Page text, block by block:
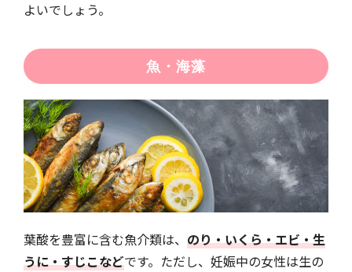
よいでしょう。
魚・海藻
葉酸を豊富に含む魚介類は、 のり・いくら・エビ・生
うに・すじこなどです。ただし、妊娠中の女性は生の